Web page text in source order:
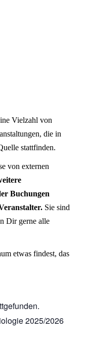
Vielzahl von
die in
stattfinden.
von externen
Buchungen
Sie sind
Dir gerne alle
etwas findest, das
2025/2026